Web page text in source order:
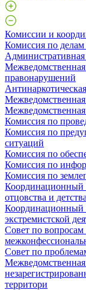
Комиссии и
Комиссия по
правонарушений
Межведомственная
Комиссия по
Комиссия по
ситуаций
Комиссия по
Комиссия по
Комиссия по
Координационный
отцовства и детства
Координационный
экстремистской
Совет по
Совет по
территори